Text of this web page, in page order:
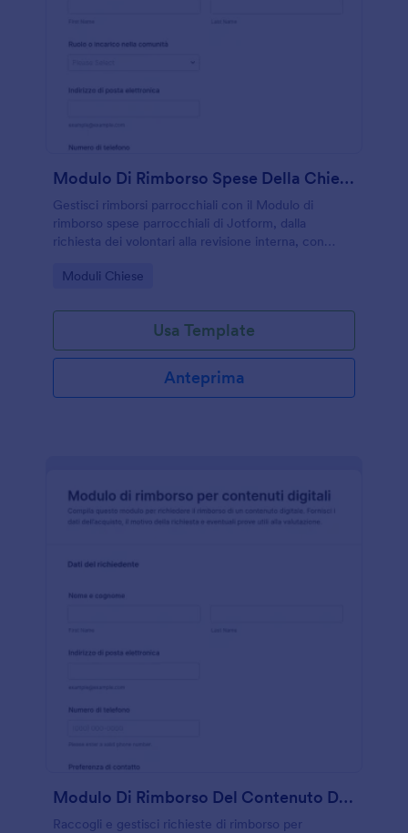
Modulo Di Rimborso Spese Della Chiesa
Gestisci rimborsi parrocchiali con il Modulo di
rimborso spese parrocchiali di Jotform, dalla
richiesta dei volontari alla revisione interna, con
Go to Category:
Moduli Chiese
Usa Template
Anteprima
Modulo Di Rimborso Del Contenuto Digitale Form 🎁✨
Raccogli e gestisci richieste di rimborso per